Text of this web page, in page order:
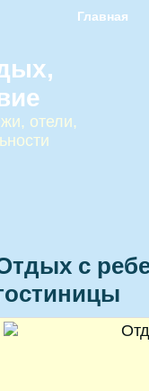
Главная
отели,
с